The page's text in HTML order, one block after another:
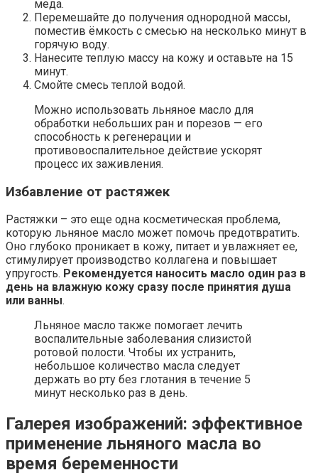
меда.
Перемешайте до получения однородной массы,
поместив ёмкость с смесью на несколько минут в
горячую воду.
Нанесите теплую массу на кожу и оставьте на 15
минут.
Смойте смесь теплой водой.
Можно использовать льняное масло для
обработки небольших ран и порезов — его
способность к регенерации и
противовоспалительное действие ускорят
процесс их заживления.
Избавление от растяжек
Растяжки – это еще одна косметическая проблема,
которую льняное масло может помочь предотвратить.
Оно глубоко проникает в кожу, питает и увлажняет ее,
стимулирует производство коллагена и повышает
упругость. Рекомендуется наносить масло один раз в
день на влажную кожу сразу после принятия душа
или ванны.
Льняное масло также помогает лечить
воспалительные заболевания слизистой
ротовой полости. Чтобы их устранить,
небольшое количество масла следует
держать во рту без глотания в течение 5
минут несколько раз в день.
Галерея изображений: эффективное
применение льняного масла во
время беременности